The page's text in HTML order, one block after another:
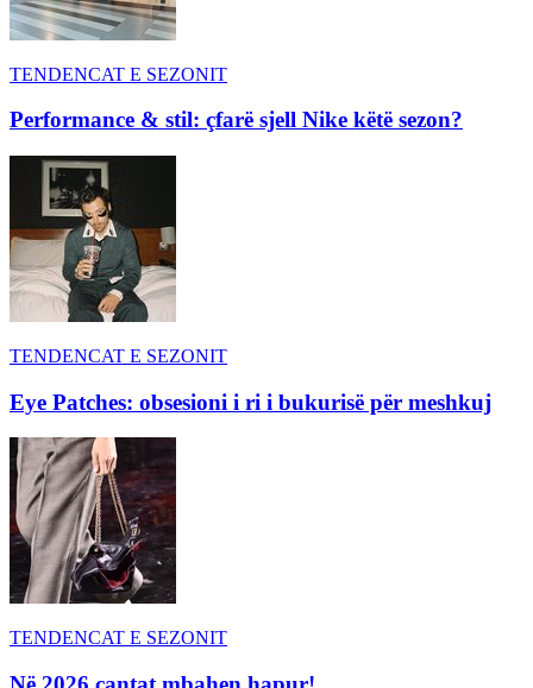
TENDENCAT E SEZONIT
Performance & stil: çfarë sjell Nike këtë sezon?
TENDENCAT E SEZONIT
Eye Patches: obsesioni i ri i bukurisë për meshkuj
TENDENCAT E SEZONIT